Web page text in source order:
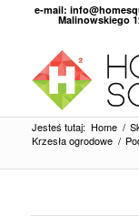
e-mail:
Malinowskiego
Jesteś tutaj: Home /
Krzesła ogrodowe /